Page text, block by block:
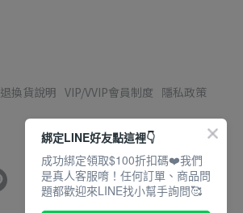
退換貨說明 VIP/VVIP會員制度 隱私政策
綁定LINE好友點這裡👇
成功綁定領取$100折扣碼❤️我們
是真人客服唷！任何訂單、商品問
題都歡迎來LINE找小幫手詢問🥰